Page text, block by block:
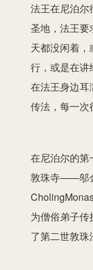
法王在尼泊尔
圣地，法王要
天都没闲着
行，或是在讲
在法王身边耳
传法，每一次
在尼泊尔的第
敦珠寺——邬
为僧俗弟子传
了第二世敦珠